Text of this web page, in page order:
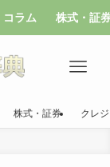
コラム 株式・証
株式・証券 クレ